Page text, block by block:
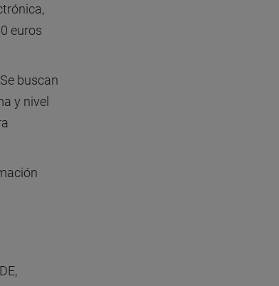
euros
buscan
y nivel